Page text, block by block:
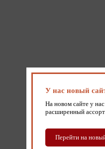
У нас новый
На новом сайте у
расширенный
Перейти на